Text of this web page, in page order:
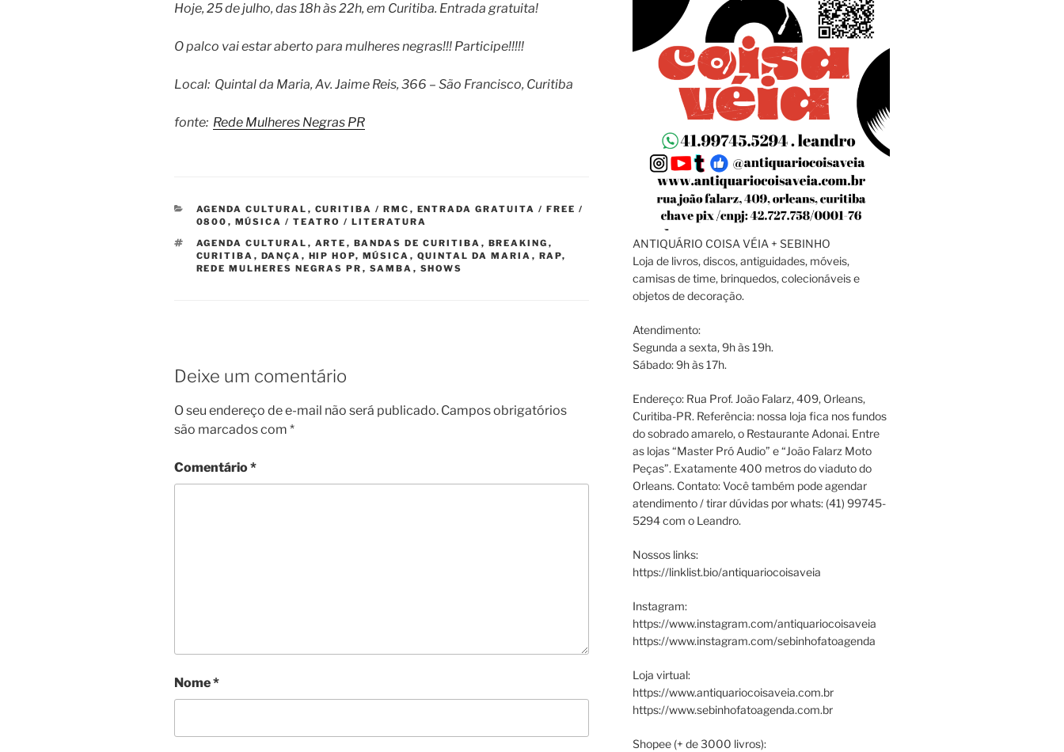
Hoje, 25 de julho, das 18h às 22h, em Curitiba. Entrada gratuita!
O palco vai estar aberto para mulheres negras!!! Participe!!!!!
Local: Quintal da Maria, Av. Jaime Reis, 366 – São Francisco, Curitiba
fonte: Rede Mulheres Negras PR
CATEGORIAS
AGENDA CULTURAL , CURITIBA / RMC , ENTRADA GRATUITA / FREE /
0800 , MÚSICA / TEATRO / LITERATURA
TAGS
AGENDA CULTURAL , ARTE , BANDAS DE CURITIBA , BREAKING ,
CURITIBA , DANÇA , HIP HOP, MÚSICA , QUINTAL DA MARIA , RAP,
REDE MULHERES NEGRAS PR , SAMBA , SHOWS
Deixe um comentário
O seu endereço de e-mail não será publicado. Campos obrigatórios
são marcados com *
Comentário*
Nome*
ANTIQUÁRIO COISA VÉIA + SEBINHO
Loja de livros, discos, antiguidades, móveis,
camisas de time, brinquedos, colecionáveis e
objetos de decoração.
Atendimento:
Segunda a sexta, 9h às 19h.
Sábado: 9h às 17h.
Endereço: Rua Prof. João Falarz, 409, Orleans,
Curitiba-PR. Referência: nossa loja fica nos fundos
do sobrado amarelo, o Restaurante Adonai. Entre
as lojas “Master Pró Audio” e “João Falarz Moto
Peças”. Exatamente 400 metros do viaduto do
Orleans. Contato: Você também pode agendar
atendimento / tirar dúvidas por whats: (41) 99745-
5294 com o Leandro.
Nossos links:
https://linklist.bio/antiquariocoisaveia
Instagram:
https://www.instagram.com/antiquariocoisaveia
https://www.instagram.com/sebinhofatoagenda
Loja virtual:
https://www.antiquariocoisaveia.com.br
https://www.sebinhofatoagenda.com.br
Shopee (+ de 3000 livros):